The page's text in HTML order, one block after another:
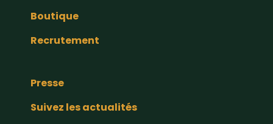
Boutique
Recrutement
Presse
Suivez les actualités